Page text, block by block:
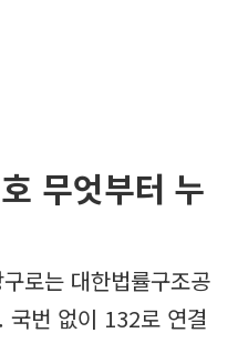
무엇부터 누
로는 대한법률구조공
국번 없이 132로 연결